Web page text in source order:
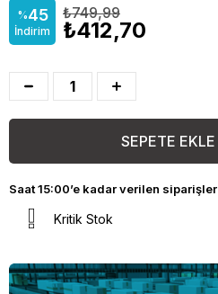
%45
İndirim
₺749,99
₺412,70
Saat 15:00’e kadar verilen siparişler
Kritik Stok